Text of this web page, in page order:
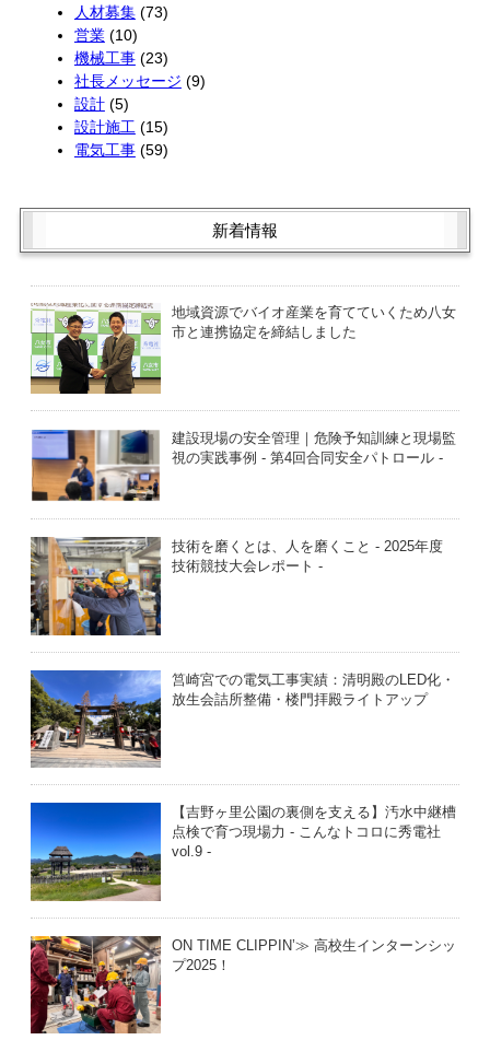
人材募集(73)
営業(10)
機械工事(23)
社長メッセージ (9)
設計(5)
設計施工 (15)
電気工事(59)
新着情報
地域資源でバイオ産業を育てていくため八女
市と連携協定を締結しました
建設現場の安全管理｜危険予知訓練と現場監
視の実践事例 - 第4回合同安全パトロール -
技術を磨くとは、人を磨くこと - 2025年度
技術競技大会レポート -
筥崎宮での電気工事実績：清明殿のLED化・
放生会詰所整備・楼門拝殿ライトアップ
【吉野ヶ里公園の裏側を支える】汚水中継槽
点検で育つ現場力 - こんなトコロに秀電社
vol.9 -
ON TIME CLIPPIN’≫ 高校生インターンシッ
プ2025！